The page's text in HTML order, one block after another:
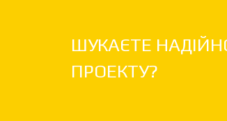
ШУКАЄТЕ
ПРОЕКТУ?